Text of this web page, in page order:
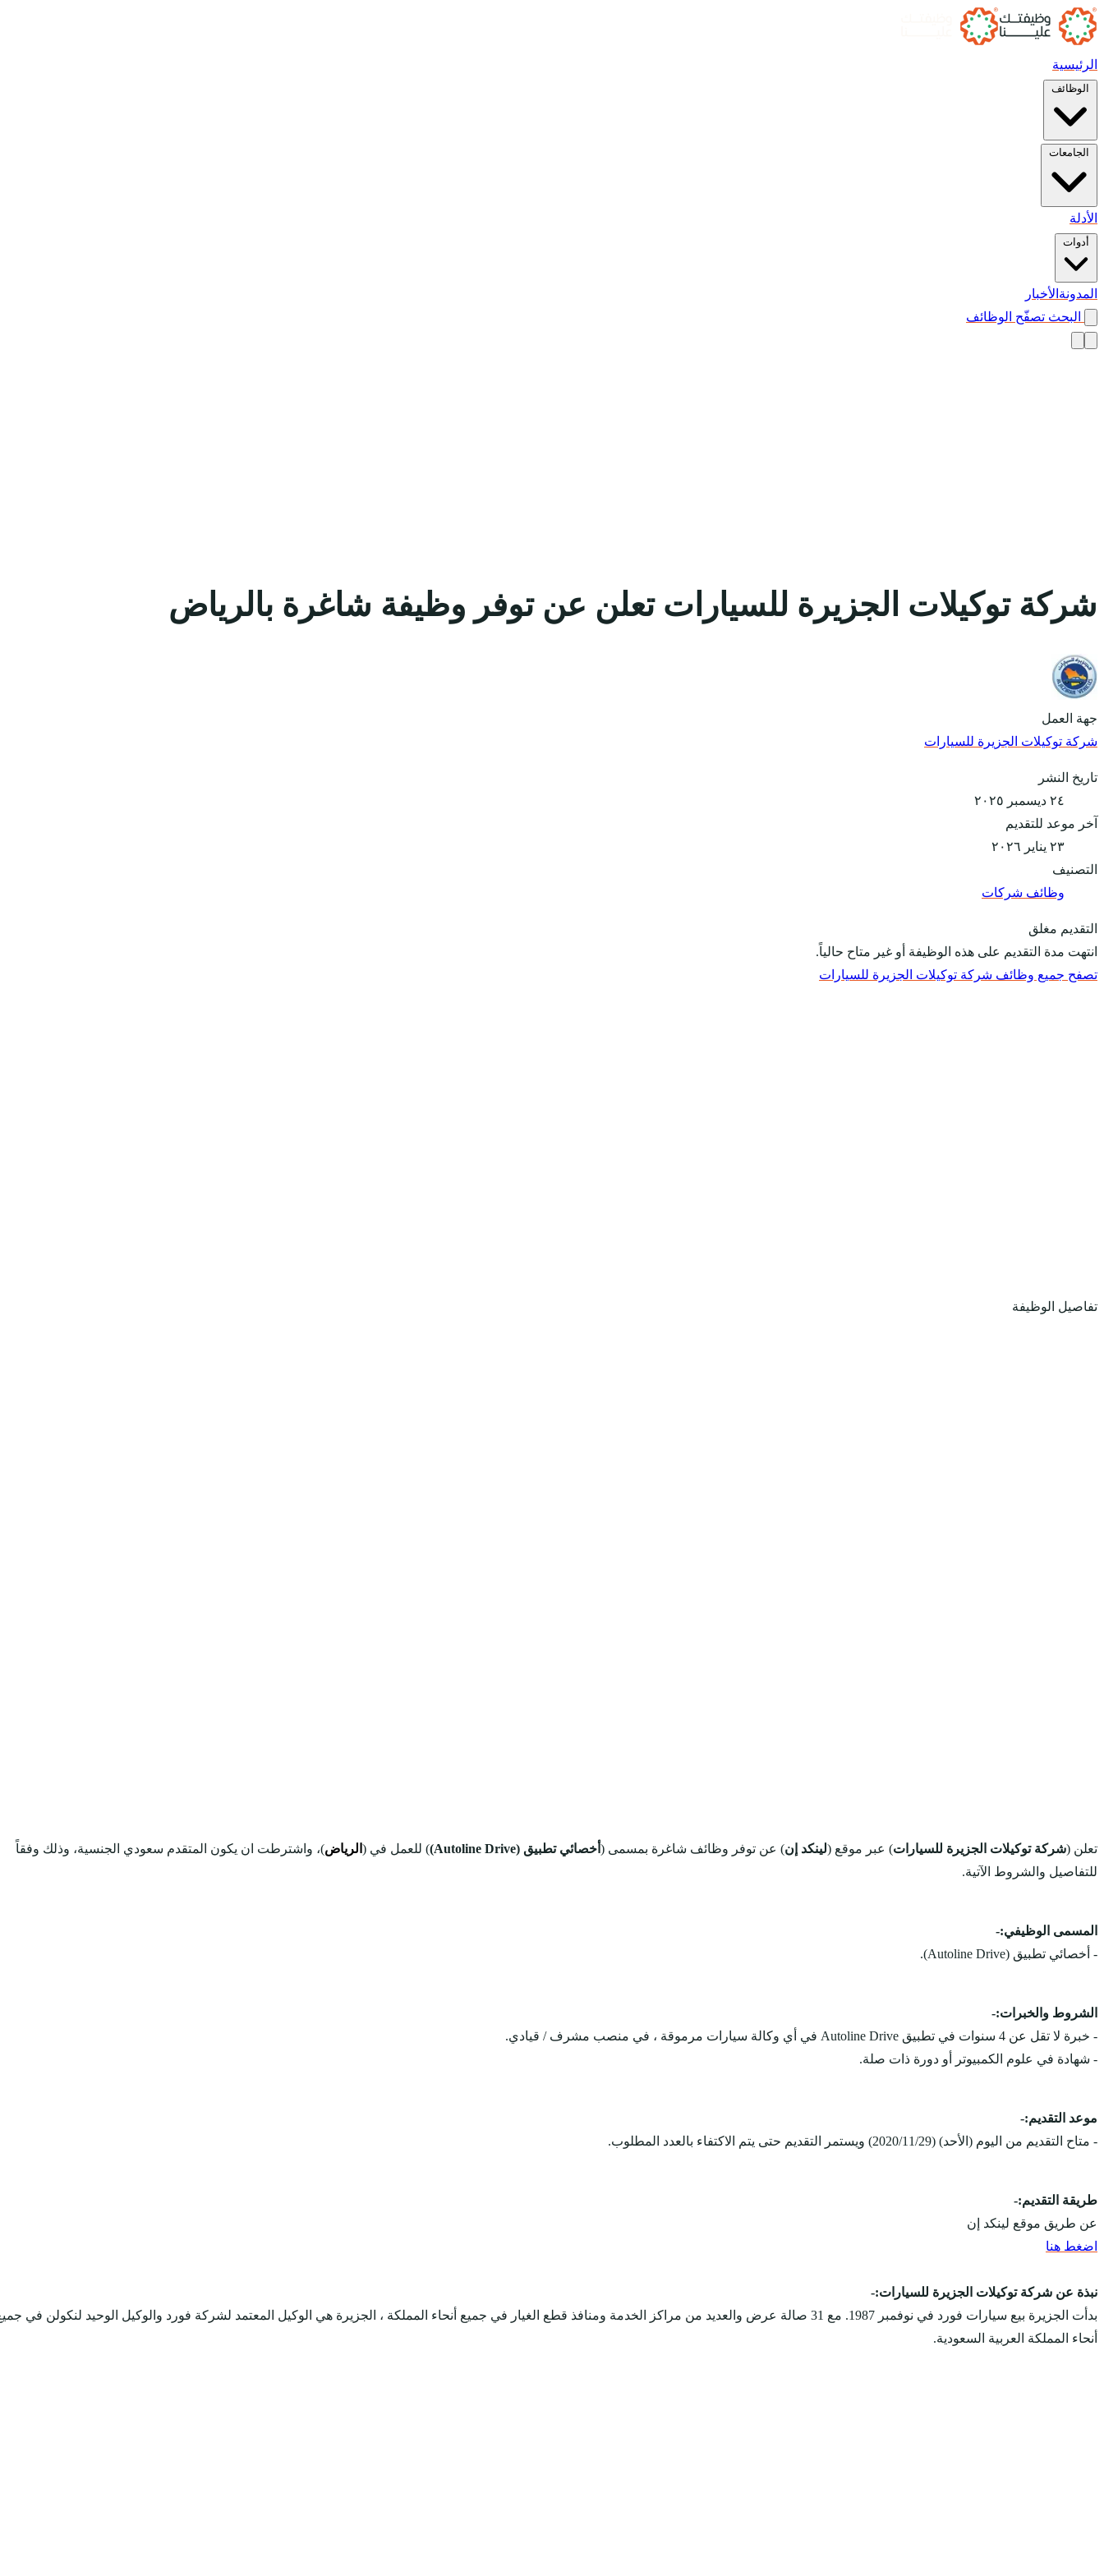
الرئيسية
الوظائف
الجامعات
الأدلة
أدوات
المدونة الأخبار
البحث تصفّح الوظائف
شركة توكيلات الجزيرة للسيارات تعلن عن توفر وظيفة شاغرة بالرياض
جهة العمل
شركة توكيلات الجزيرة للسيارات
تاريخ النشر
٢٤ ديسمبر ٢٠٢٥
آخر موعد للتقديم
٢٣ يناير ٢٠٢٦
التصنيف
وظائف شركات
التقديم مغلق
انتهت مدة التقديم على هذه الوظيفة أو غير متاح حالياً.
تصفح جميع وظائف شركة توكيلات الجزيرة للسيارات
تفاصيل الوظيفة
تعلن (شركة توكيلات الجزيرة للسيارات) عبر موقع (لينكد إن) عن توفر وظائف شاغرة بمسمى ( أخصائي تطبيق (Autoline Drive) ) للعمل في ( الرياض)، واشترطت ان يكون المتقدم سعودي الجنسية، وذلك وفقاً
للتفاصيل والشروط الآتية.
المسمى الوظيفي:-
- أخصائي تطبيق (Autoline Drive).
الشروط والخبرات:-
- خبرة لا تقل عن 4 سنوات في تطبيق Autoline Drive في أي وكالة سيارات مرموقة ، في منصب مشرف / قيادي.
- شهادة في علوم الكمبيوتر أو دورة ذات صلة.
موعد التقديم:-
- متاح التقديم من اليوم (الأحد) (2020/11/29) ويستمر التقديم حتى يتم الاكتفاء بالعدد المطلوب.
طريقة التقديم:-
عن طريق موقع لينكد إن
اضغط هنا
نبذة عن شركة توكيلات الجزيرة للسيارات:-
بدأت الجزيرة بيع سيارات فورد في نوفمبر 1987. مع 31 صالة عرض والعديد من مراكز الخدمة ومنافذ قطع الغيار في جميع أنحاء المملكة ، الجزيرة هي الوكيل المعتمد لشركة فورد والوكيل الوحيد لنكولن في
أنحاء المملكة العربية السعودية.